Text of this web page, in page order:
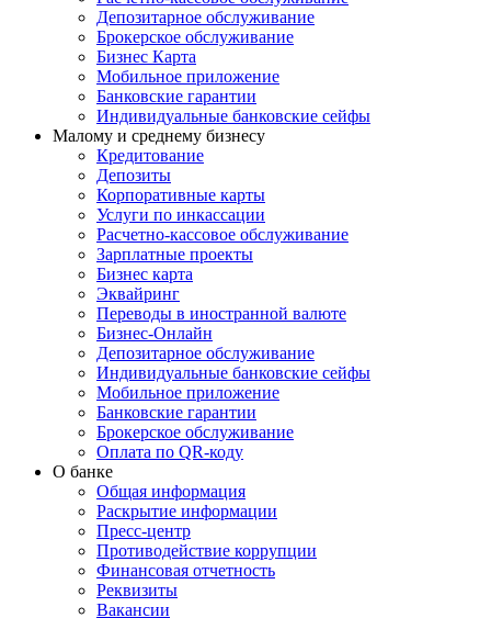
Депозитарное обслуживание
Брокерское обслуживание
Бизнес Карта
Мобильное приложение
Банковские гарантии
Индивидуальные банковские сейфы
Малому и среднему бизнесу
Кредитование
Депозиты
Корпоративные карты
Услуги по инкассации
Расчетно-кассовое обслуживание
Зарплатные проекты
Бизнес карта
Эквайринг
Переводы в иностранной валюте
Бизнес-Онлайн
Депозитарное обслуживание
Индивидуальные банковские сейфы
Мобильное приложение
Банковские гарантии
Брокерское обслуживание
Оплата по QR-коду
О банке
Общая информация
Раскрытие информации
Пресс-центр
Противодействие коррупции
Финансовая отчетность
Реквизиты
Вакансии